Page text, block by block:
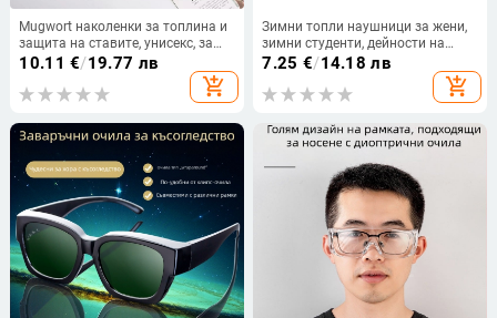
Mugwort наколенки за топлина и
защита на ставите, унисекс, за
възрастни, есенно-зимно
колоездене, пускане пролет 2025
10.11 €/19.77 лв
add_shopping_cart
Зимни топли наушници за жени,
зимни студенти, дейности на
открито, плюшени наушници,
ветроустойчиви, студени мъжки
плюшени наушници
7.25 €/14.18 лв
add_shopping_cart